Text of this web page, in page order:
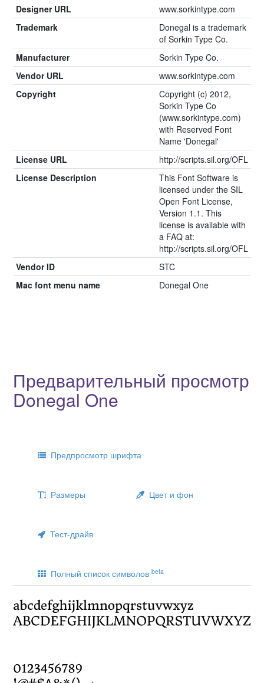
Designer URL
www.sorkintype.com
Trademark
Donegal is a trademark
of Sorkin Type Co.
Manufacturer
Sorkin Type Co.
Vendor URL
www.sorkintype.com
Copyright
Copyright (c) 2012,
Sorkin Type Co
(www.sorkintype.com)
with Reserved Font
Name 'Donegal'
License URL
http://scripts.sil.org/OFL
License Description
This Font Software is
licensed under the SIL
Open Font License,
Version 1.1. This
license is available with
a FAQ at:
http://scripts.sil.org/OFL
Vendor ID
STC
Mac font menu name
Donegal One
Предварительный просмотр
Donegal One
Предпросмотр шрифта
Размеры Цвет и фон
Тест-драйв
Полный список символов beta